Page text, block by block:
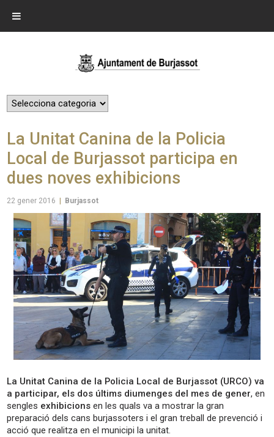
La Unitat Canina de la Policia
Local de Burjassot participa en
dues noves exhibicions
22 gener 2016 Burjassot
La Unitat Canina de la Policia Local de Burjassot (URCO) va
a participar, els dos últims diumenges del mes de gener, en
sengles exhibicions en les quals va a mostrar la gran
preparació dels cans burjassoters i el gran treball de prevenció i
acció que realitza en el municipi la unitat.